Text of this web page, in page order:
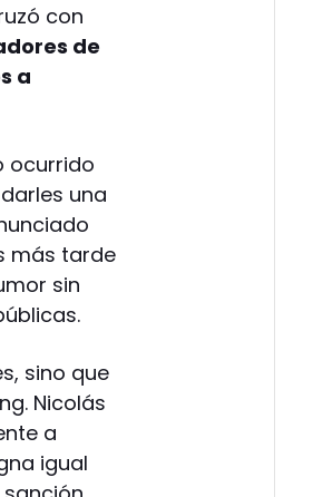
con
de
a
ocurrido
una
más tarde
sin
sino que
Nicolás
a
igual